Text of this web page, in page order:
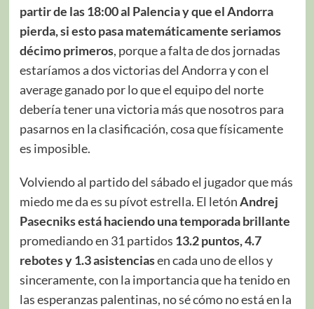
partir de las 18:00 al Palencia y que el Andorra
pierda, si esto pasa matemáticamente seriamos
décimo primeros, porque a falta de dos jornadas
estaríamos a dos victorias del Andorra y con el
average ganado por lo que el equipo del norte
debería tener una victoria más que nosotros para
pasarnos en la clasificación, cosa que físicamente
es imposible.
Volviendo al partido del sábado el jugador que más
miedo me da es su pívot estrella. El letónAndrej
Pasecniks está haciendo una temporada brillante
promediando en 31 partidos 13.2 puntos, 4.7
rebotes y 1.3 asistenciasen cada uno de ellos y
sinceramente, con la importancia que ha tenido en
las esperanzas palentinas, no sé cómo no está en la